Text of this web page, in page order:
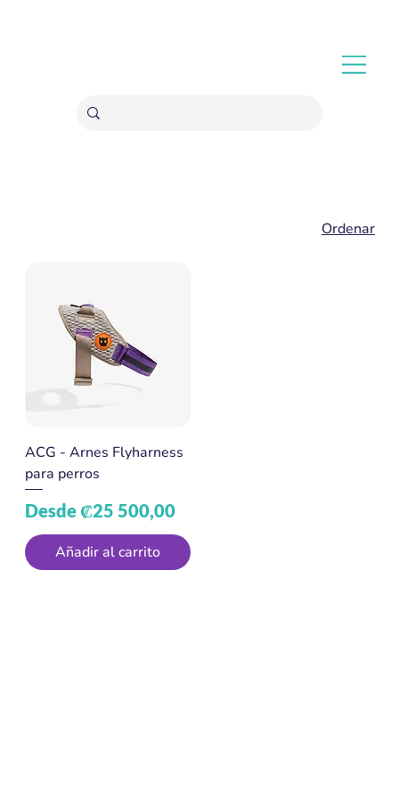
Ordenar
ACG - Arnes Flyharness
para perros
Desde ₡25 500,00
Precio de oferta
Añadir al carrito